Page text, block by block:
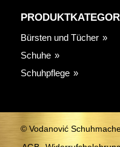
Bürsten und Tücher
Schuhe
Schuhpflege
© Vodanović